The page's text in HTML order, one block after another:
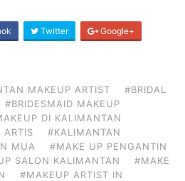
Twitter Google+
MAKEUP ARTIST
#BRIDAL
#BRIDESMAID MAKEUP
DI KALIMANTAN
#KALIMANTAN
MUA
#MAKE UP PENGANTIN
SALON KALIMANTAN
#MAKE
#MAKEUP ARTIST IN